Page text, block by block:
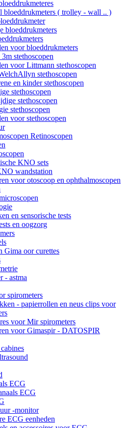
bloeddrukmeters ( trolley - wall .. )
bloeddrukmeters
voor bloeddrukmeters
stethoscopen
voor Littmann stethoscopen
stethoscopen
en kinder stethoscopen
stethoscopen
stethoscopen
stethoscopen
voor stethoscopen
Retinoscopen
KNO sets
wandstation
voor otoscoop en ophthalmoscopen
en sensorische tests
en oogzorg
Gima oor curettes
- astma
spirometers
- papierrollen en neus clips voor
voor Mir spirometers
voor Gimaspir - DATOSPIR
ECG
ECG
-monitor
ECG eenheden